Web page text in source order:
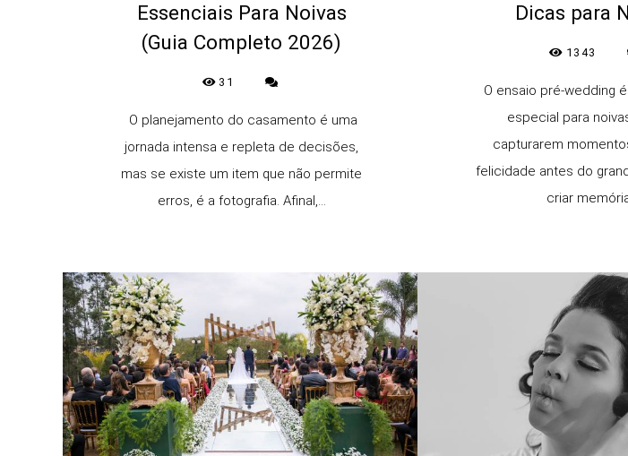
Essenciais Para Noivas
(Guia Completo 2026)
31
O planejamento do casamento é uma
jornada intensa e repleta de decisões,
mas se existe um item que não permite
erros, é a fotografia. Afinal,...
Dicas para
1343
O ensaio pré-wedding
especial para
capturarem
felicidade antes do
criar